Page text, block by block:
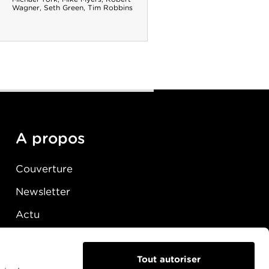
Tout autoriser
Wagner, Seth Green, Tim Robbins
A propos
Couverture
Newsletter
Actu